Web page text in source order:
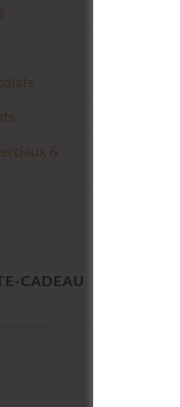
&
CADEAU